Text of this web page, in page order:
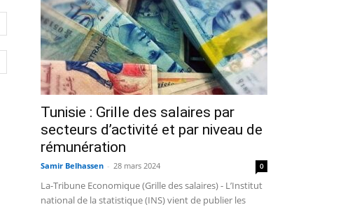
Tunisie : Grille des salaires par
secteurs d’activité et par niveau de
rémunération
Samir Belhassen - 28 mars 2024 0
La-Tribune Economique (Grille des salaires) - L’Institut
national de la statistique (INS) vient de publier les